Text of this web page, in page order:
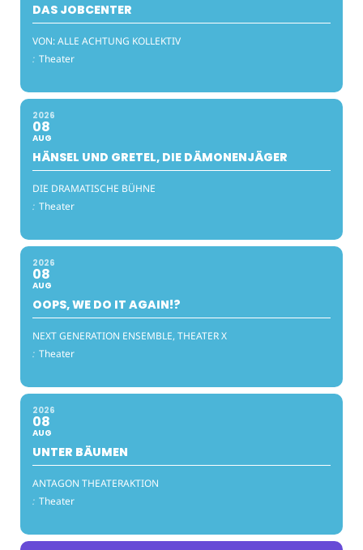
DAS JOBCENTER
VON: ALLE ACHTUNG KOLLEKTIV
: Theater
2026
08
AUG
HÄNSEL UND GRETEL, DIE DÄMONENJÄGER
DIE DRAMATISCHE BÜHNE
: Theater
2026
08
AUG
OOPS, WE DO IT AGAIN!?
NEXT GENERATION ENSEMBLE, THEATER X
: Theater
2026
08
AUG
UNTER BÄUMEN
ANTAGON THEATERAKTION
: Theater